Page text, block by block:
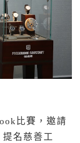
比賽，邀請
名慈善工